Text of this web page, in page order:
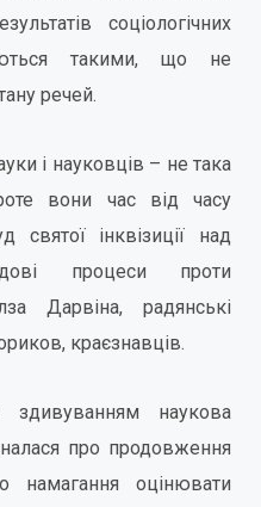
соціологічних
такими, що не
речей.
і науковців – не така
вони час від часу
святої інквізиції над
процеси проти
Дарвіна, радянські
краєзнавців.
наукова
про продовження
намагання оцінювати